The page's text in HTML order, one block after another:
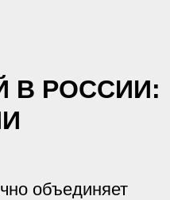
В РОССИИ:
объединяет